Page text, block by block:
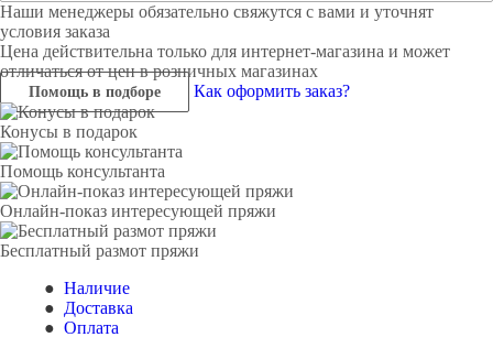
Наши менеджеры обязательно свяжутся с вами и уточнят
условия заказа
Цена действительна только для интернет-магазина и может
отличаться от цен в розничных магазинах
Помощь в подборе Как оформить заказ?
Конусы в подарок
Помощь консультанта
Онлайн-показ интересующей пряжи
Бесплатный размот пряжи
Наличие
Доставка
Оплата